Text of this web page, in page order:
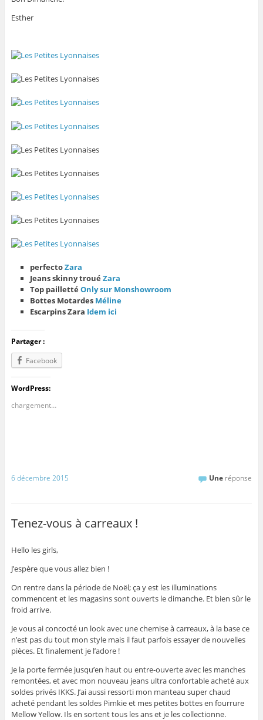
Esther
perfectoZara
Jeans skinny trouéZara
Top paillettéOnly sur Monshowroom
Bottes Motardes Méline
Escarpins Zara Idem ici
Partager :
Facebook
WordPress:
chargement…
6 décembre 2015 Une réponse
Tenez-vous à carreaux !
Hello les girls,
J’espère que vous allez bien !
On rentre dans la période de Noël; ça y est les illuminations
commencent et les magasins sont ouverts le dimanche. Et bien sûr le
froid arrive.
Je vous ai concocté un look avec une chemise à carreaux, à la base ce
n’est pas du tout mon style mais il faut parfois essayer de nouvelles
pièces. Et finalement je l’adore !
Je la porte fermée jusqu’en haut ou entre-ouverte avec les manches
remontées, et avec mon nouveau jeans ultra confortable acheté aux
soldes privés IKKS. J’ai aussi ressorti mon manteau super chaud
acheté pendant les soldes Pimkie et mes petites bottes en fourrure
Mellow Yellow. Ils en sortent tous les ans et je les collectionne.